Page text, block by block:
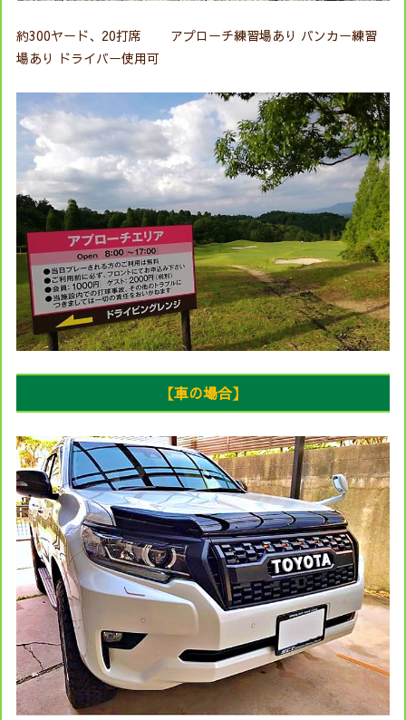
約300ヤード、20打席 アプローチ練習場あり バンカー練習
場あり ドライバー使用可
【車の場合】